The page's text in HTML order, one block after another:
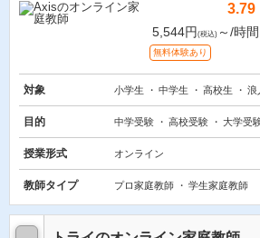
3.79
5,544円 (税込) ～/時間
無料体験あり
対象 小学生 中学生 高校生 浪
目的 中学受験 高校受験 大学受
授業形式 オンライン
教師タイプ プロ家庭教師 学生家庭教師